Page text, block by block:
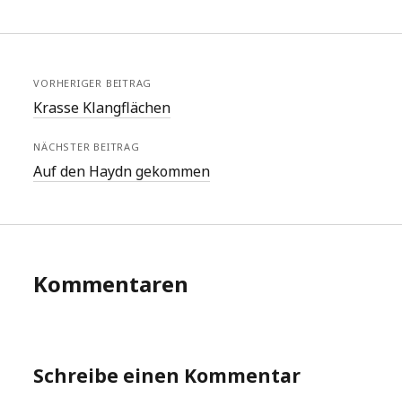
VORHERIGER BEITRAG
Krasse Klangflächen
NÄCHSTER BEITRAG
Auf den Haydn gekommen
Kommentaren
Schreibe einen Kommentar